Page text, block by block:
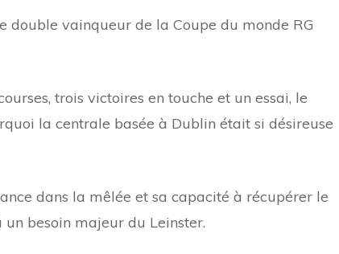
vainqueur de la Coupe du monde RG
trois victoires en touche et un essai, le
la centrale basée à Dublin était si désireuse
dans la mêlée et sa capacité à récupérer le
besoin majeur du Leinster.